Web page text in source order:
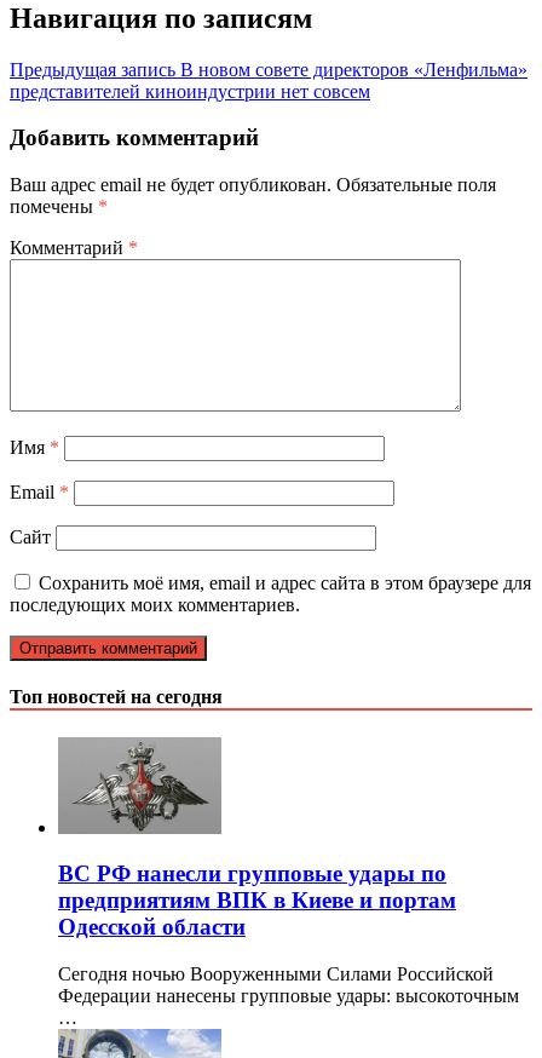
Навигация по записям
Предыдущая запись В новом совете директоров «Ленфильма»
представителей киноиндустрии нет совсем
Добавить комментарий
Ваш адрес email не будет опубликован. Обязательные поля
помечены *
Комментарий *
Имя *
Email *
Сайт
Сохранить моё имя, email и адрес сайта в этом браузере для
последующих моих комментариев.
Топ новостей на сегодня
ВС РФ нанесли групповые удары по
предприятиям ВПК в Киеве и портам
Одесской области
Сегодня ночью Вооруженными Силами Российской
Федерации нанесены групповые удары: высокоточным
…